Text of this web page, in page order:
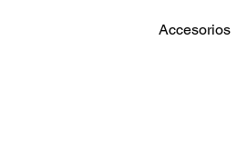
Accesorios